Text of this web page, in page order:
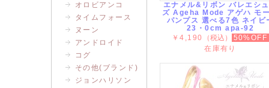
エナメル&リボン バレエシ
ズ Ageha Mode アゲハ モ
パンプス 選べる7色 ネイビ
23・0cm apa-92
￥4,190
（税込）
50%OFF
在庫有り
オロビアンコ
タイムフォース
ヌーン
アンドロイド
コグ
その他(ブランド)
ジョンハリソン